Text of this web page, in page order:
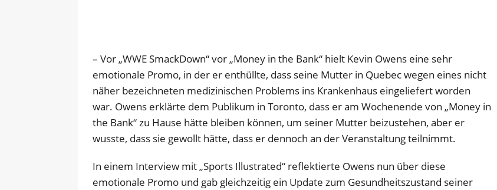
– Vor „WWE SmackDown“ vor „Money in the Bank“ hielt Kevin Owens eine sehr
emotionale Promo, in der er enthüllte, dass seine Mutter in Quebec wegen eines nicht
näher bezeichneten medizinischen Problems ins Krankenhaus eingeliefert worden
war. Owens erklärte dem Publikum in Toronto, dass er am Wochenende von „Money in
the Bank“ zu Hause hätte bleiben können, um seiner Mutter beizustehen, aber er
wusste, dass sie gewollt hätte, dass er dennoch an der Veranstaltung teilnimmt.
In einem Interview mit „Sports Illustrated“ reflektierte Owens nun über diese
emotionale Promo und gab gleichzeitig ein Update zum Gesundheitszustand seiner